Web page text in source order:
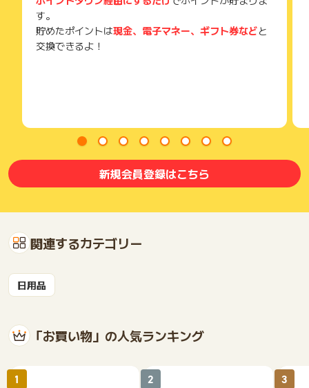
す。
貯めたポイントは現金、電子マネー、ギフト券などと
交換できるよ！
新規会員登録はこちら
関連するカテゴリー
日用品
「お買い物」の人気ランキング
1 2 3